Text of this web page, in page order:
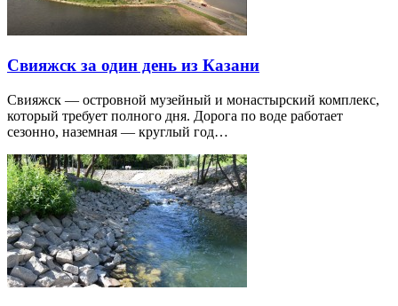
Свияжск за один день из Казани
Свияжск — островной музейный и монастырский комплекс,
который требует полного дня. Дорога по воде работает
сезонно, наземная — круглый год…